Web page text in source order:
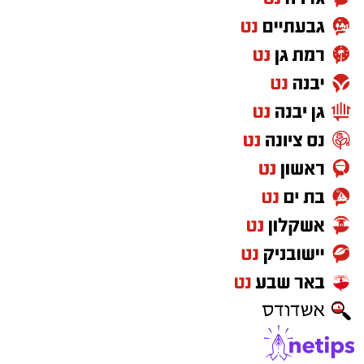
דקות, עד שהן מתרככות אך נשארות מעט
פריכות.
בקערה טורפים את הביצים עם המלח,
הפלפל, הפפריקה והכורכום.
משתמשים) ומערבבים.
יוצקים את תערובת הביצים למחבת מעל
הפלפלים.
דקות.
מקפלים את החביתה ומגישים חמה.
טיפ לשדרוג
אפשר להוסיף:
זיתי קלמטה קצוצים
פטריות מוקפצות